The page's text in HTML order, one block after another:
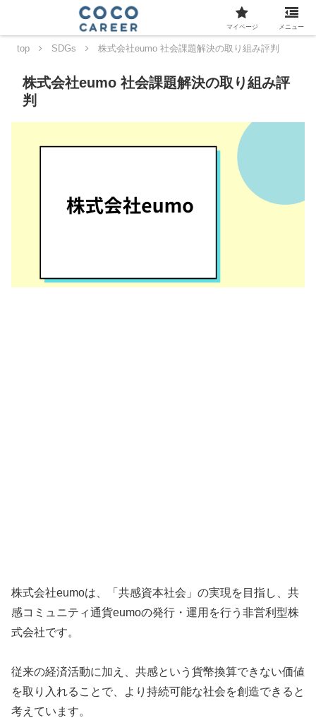
top SDGs 株式会社eumo 社会課題解決の取り組み評判
株式会社eumo 社会課題解決の取り組み評
判
株式会社eumoは、「共感資本社会」の実現を目指し、共
感コミュニティ通貨eumoの発行・運用を行う非営利型株
式会社です。
従来の経済活動に加え、共感という貨幣換算できない価値
を取り入れることで、より持続可能な社会を創造できると
考えています。
マイページ メニュー